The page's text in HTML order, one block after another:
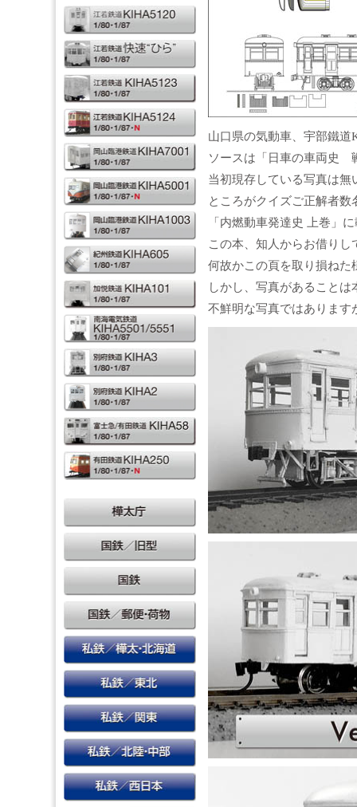
山口県の気動車、宇部鐵道
ソースは「日車の車両史
当初現存している写真は無
ところがクイズご正解者
「内燃動車発達史 上巻」
この本、知人からお借り
何故かこの頁を取り損ねた
しかし、写真があること
不鮮明な写真ではあります